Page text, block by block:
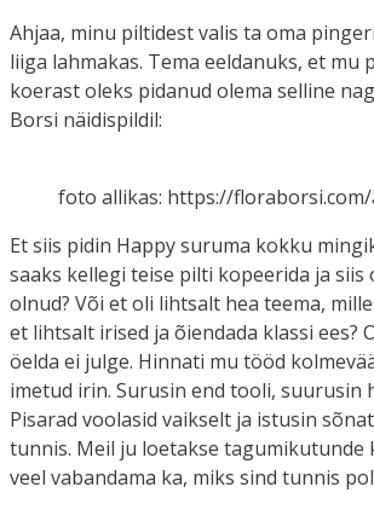
Ahjaa, minu piltidest valis ta oma
liiga lahmakas. Tema eeldanuks, et mu
koerast oleks pidanud olema selline
Borsi näidispildil:
foto allikas: https://
Et siis pidin Happy suruma kokku
saaks kellegi teise pilti kopeerida ja siis
olnud? Või et oli lihtsalt hea teema,
et lihtsalt irised ja õiendada klassi ees?
öelda ei julge. Hinnati mu tööd
imetud irin. Surusin end tooli, suurusin
Pisarad voolasid vaikselt ja istusin
tunnis. Meil ju loetakse tagumikutunde
veel vabandama ka, miks sind tunnis